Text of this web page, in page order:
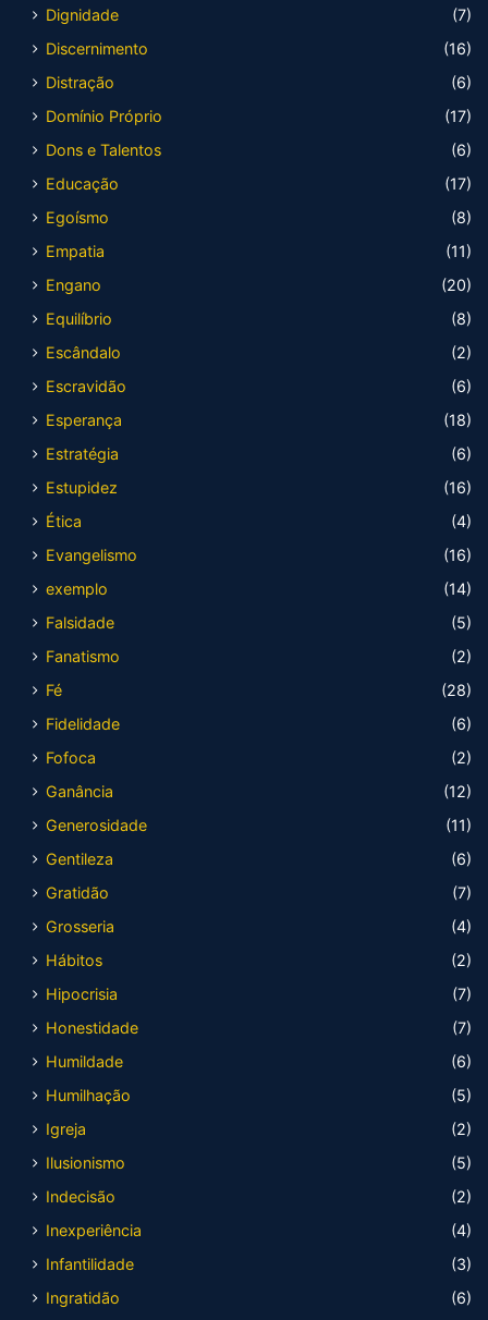
Dignidade
(7)
Discernimento
(16)
Distração
(6)
Domínio Próprio
(17)
Dons e Talentos
(6)
Educação
(17)
Egoísmo
(8)
Empatia
(11)
Engano
(20)
Equilíbrio
(8)
Escândalo
(2)
Escravidão
(6)
Esperança
(18)
Estratégia
(6)
Estupidez
(16)
Ética
(4)
Evangelismo
(16)
exemplo
(14)
Falsidade
(5)
Fanatismo
(2)
Fé
(28)
Fidelidade
(6)
Fofoca
(2)
Ganância
(12)
Generosidade
(11)
Gentileza
(6)
Gratidão
(7)
Grosseria
(4)
Hábitos
(2)
Hipocrisia
(7)
Honestidade
(7)
Humildade
(6)
Humilhação
(5)
Igreja
(2)
Ilusionismo
(5)
Indecisão
(2)
Inexperiência
(4)
Infantilidade
(3)
Ingratidão
(6)